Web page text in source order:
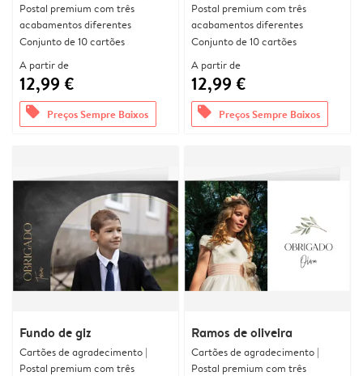
Postal premium com três
acabamentos diferentes
Conjunto de 10 cartões
A partir de
12,99 €
offers Preços Sempre Baixos
Postal premium com três
acabamentos diferentes
Conjunto de 10 cartões
A partir de
12,99 €
offers Preços Sempre Baixos
Fundo de giz
Cartões de agradecimento |
Postal premium com três
Ramos de oliveira
Cartões de agradecimento |
Postal premium com três